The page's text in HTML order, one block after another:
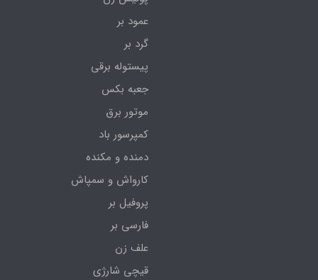
عمود بر
گرد بر
پیستوله برقی
جعبه بکس
موتور برق
کمپرسور باد
دمنده و مکنده
کارواش و سمپاش
پروفیل بر
فارسی بر
علف زن
قیچی شارژی